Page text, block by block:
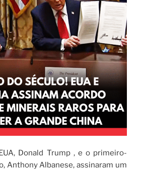
Donald Trump , e o primeiro-
Anthony Albanese, assinaram um